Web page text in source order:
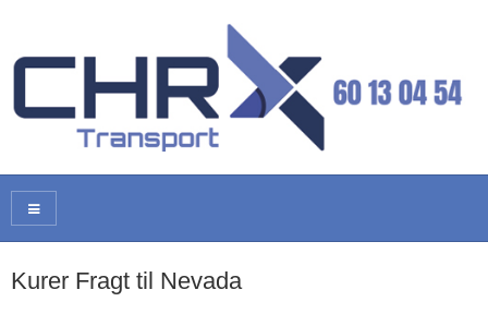
Kurer Fragt til Nevada